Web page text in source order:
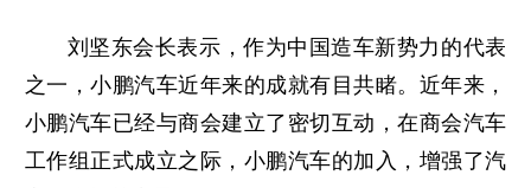
刘坚东会长表示，作为中国造车新势力的代表
之一，小鹏汽车近年来的成就有目共睹。近年来，
小鹏汽车已经与商会建立了密切互动，在商会汽车
工作组正式成立之际，小鹏汽车的加入，增强了汽